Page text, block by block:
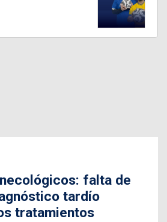
falta de
tardío
tratamientos